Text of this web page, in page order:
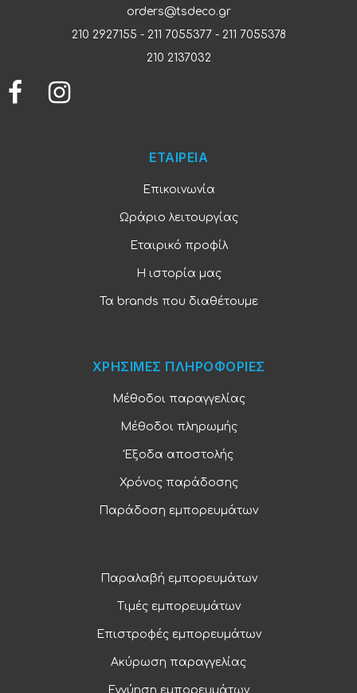
orders@tsdeco.gr
210 2927155 - 211 7055377- 211 7055378
210 2137032
ΕΤΑΙΡΕΙΑ
Επικοινωνία
Ωράριο λειτουργίας
Εταιρικό προφίλ
Η ιστορία μας
Τα brands που διαθέτουμε
ΧΡΗΣΙΜΕΣ ΠΛΗΡΟΦΟΡΙΕΣ
Μέθοδοι παραγγελίας
Μέθοδοι πληρωμής
Έξοδα αποστολής
Χρόνος παράδοσης
Παράδοση εμπορευμάτων
Παραλαβή εμπορευμάτων
Τιμές εμπορευμάτων
Επιστροφές εμπορευμάτων
Ακύρωση παραγγελίας
Εγγύηση εμπορευμάτων